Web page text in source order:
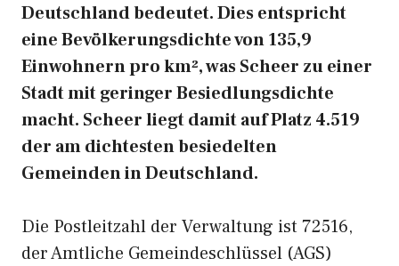
Deutschland bedeutet. Dies entspricht
eine Bevölkerungsdichte von 135,9
Einwohnern pro km², was Scheer zu einer
Stadt mit geringer Besiedlungsdichte
macht. Scheer liegt damit auf Platz 4.519
der am dichtesten besiedelten
Gemeinden in Deutschland.
Die Postleitzahl der Verwaltung ist 72516,
der Amtliche Gemeindeschlüssel (AGS)